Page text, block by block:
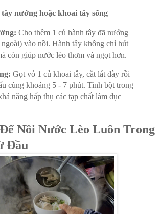
nướng hoặc khoai tây sống
Cho thêm 1 củ hành tây đã nướng
vào nồi. Hành tây không chỉ hút
còn giúp nước lèo thơm và ngọt hơn.
Gọt vỏ 1 củ khoai tây, cắt lát dày rồi
cùng khoảng 5 - 7 phút. Tinh bột trong
năng hấp thụ các tạp chất làm đục
Nồi Nước Lèo Luôn Trong
Đầu